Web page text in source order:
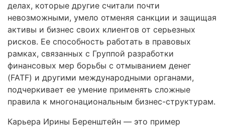
делах, которые другие считали почти
невозможными, умело отменяя санкции и защищая
активы и бизнес своих клиентов от серьезных
рисков. Ее способность работать в правовых
рамках, связанных с Группой разработки
финансовых мер борьбы с отмыванием денег
(FATF) и другими международными органами,
подчеркивает ее умение применять сложные
правила к многонациональным бизнес-структурам.
Карьера Ирины Беренштейн — это пример